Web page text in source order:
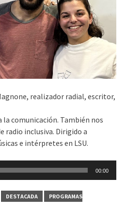
realizador radial, escritor,
la comunicación. También nos
radio inclusiva. Dirigido a
e intérpretes en LSU.
00:00
DESTACADA
PROGRAMAS